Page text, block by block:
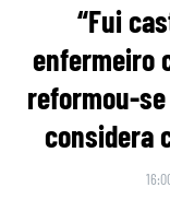
“Fui
enfermeiro
reformou-
considera